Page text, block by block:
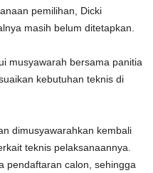
pemilihan, Dicki
masih belum ditetapkan.
musyawarah bersama panitia
kebutuhan teknis di
dimusyawarahkan kembali
teknis pelaksanaannya.
pendaftaran calon, sehingga